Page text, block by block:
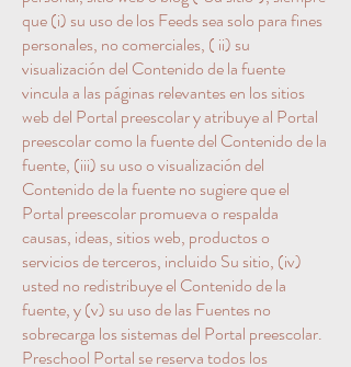
que (i) su uso de los Feeds sea solo para fines
personales, no comerciales, ( ii) su
visualización del Contenido de la fuente
vincula a las páginas relevantes en los sitios
web del Portal preescolar y atribuye al Portal
preescolar como la fuente del Contenido de la
fuente, (iii) su uso o visualización del
Contenido de la fuente no sugiere que el
Portal preescolar promueva o respalda
causas, ideas, sitios web, productos o
servicios de terceros, incluido Su sitio, (iv)
usted no redistribuye el Contenido de la
fuente, y (v) su uso de las Fuentes no
sobrecarga los sistemas del Portal preescolar.
Preschool Portal se reserva todos los